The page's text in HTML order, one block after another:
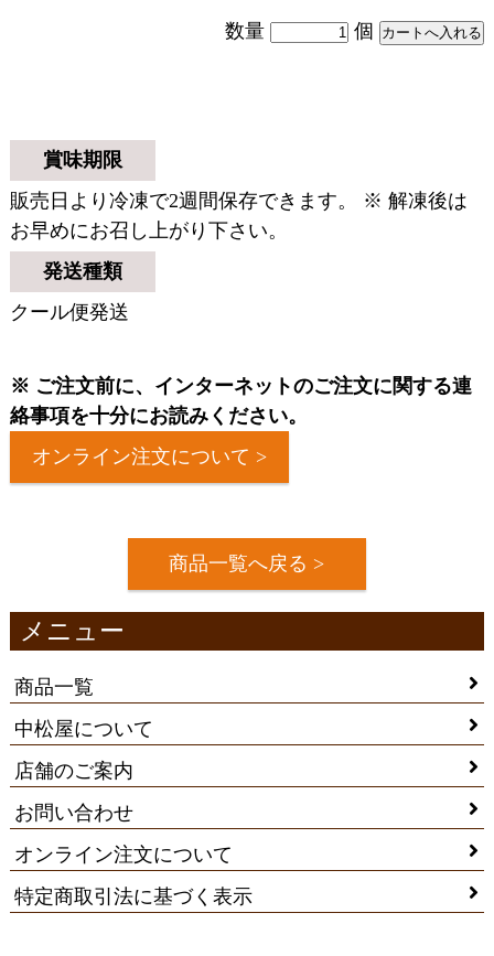
数量 個
賞味期限
販売日より冷凍で2週間保存できます。 ※ 解凍後は
お早めにお召し上がり下さい。
発送種類
クール便発送
※ ご注文前に、インターネットのご注文に関する連
絡事項を十分にお読みください。
オンライン注文について >
商品一覧へ戻る >
メニュー
商品一覧
中松屋について
店舗のご案内
お問い合わせ
オンライン注文について
特定商取引法に基づく表示